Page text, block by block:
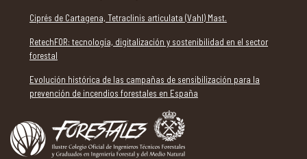
Ciprés de Cartagena, Tetraclinis articulata (Vahl) Mast.
RetechFOR: tecnología, digitalización y sostenibilidad en el sector
forestal
Evolución histórica de las campañas de sensibilización para la
prevención de incendios forestales en España